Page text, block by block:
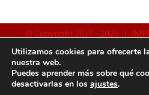
© Copyright 2017 - 2026 |
Facebook
Utilizamos cookies para ofrecerte
nuestra web.
Puedes aprender más sobre qué
desactivarlas en los ajustes.